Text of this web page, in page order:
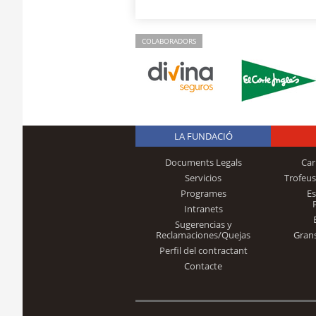
COLABORADORS
LA FUNDACIÓ
Documents Legals
Servicios
Programes
Intranets
Sugerencias y
Reclamaciones/Quejas
Perfil del contractant
Contacte